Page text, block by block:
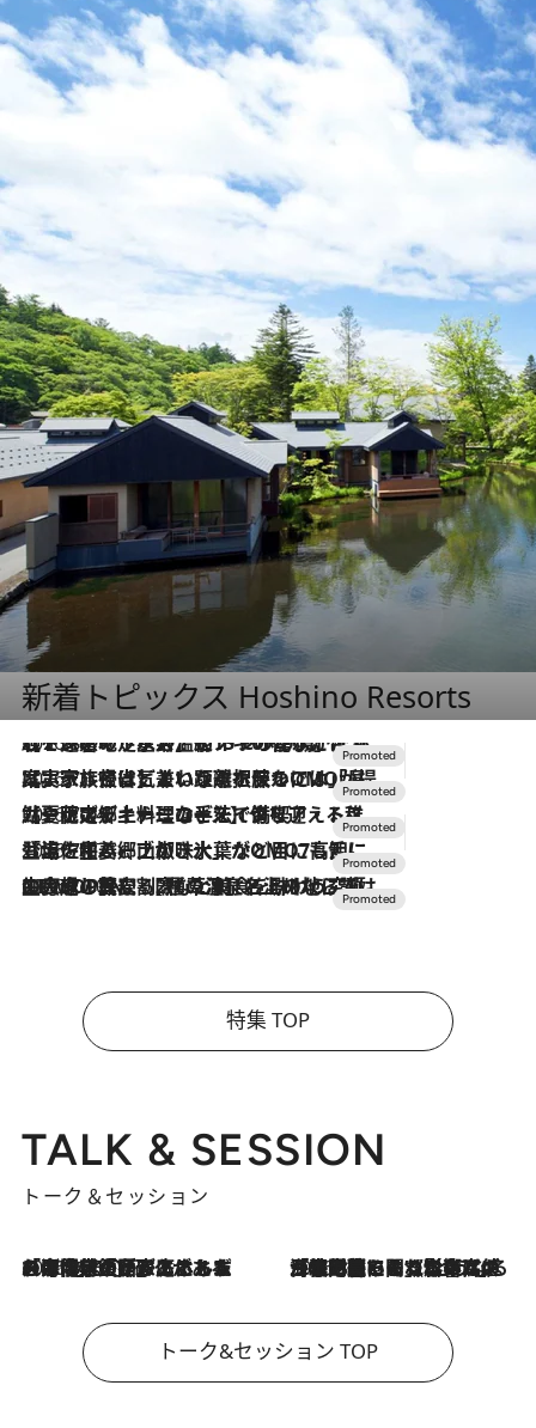
新着トピックス Hoshino Resorts
2026.8.7
【トンボの足水浴】ヒノキの香りに包まれて涼感マックス！約13℃の湧水かけ流しを避暑地「星野温泉 トンボの湯」で体験
2026.7.31
【ホテル帰省】という選択肢をOMOが提案。家族とほどよい距離を保つには「昼は実家、夜は気兼ねなくホテルで！」
2026.7.24
【夏限定ディナーコース】旬を迎える稚鮎や花ズッキーニなどをイタリア・トスカーナの郷土料理の手法で満喫！
2026.7.17
「土佐和ハーブかき氷」がOMO7高知に登場！生姜、山椒、大葉など目にも舌にも涼を呼ぶ郷土の味
2026.7.10
NEW OPEN！【界 草津】名湯の地に誕生。趣の異なる2種の温泉と上州ならではの会席・蕎麦割烹など美食を味わう究極の癒やし旅
特集 TOP
TALK & SESSION
トーク＆セッション
2026.8.3
「今後値上げがあるとすれば…」「リスクがあるのは今年の冬」エネルギー専門家が語る、ホルムズ海峡封鎖が家庭にもたらす“ある心配” 2026.8.3
「住宅建てられない…」「サーチャージ料の高値が続いている」ホルムズ海峡封鎖による影響はいつまで続く？《エネルギー専門家に聞く“どうなる日本の暮らし”》
トーク&セッション TOP